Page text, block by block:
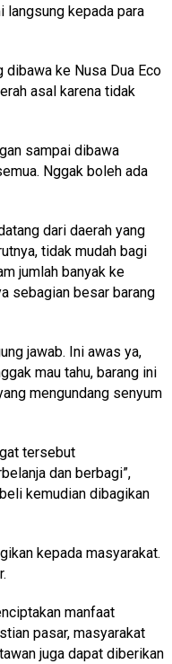
langsung kepada para
dibawa ke Nusa Dua Eco
asal karena tidak
sampai dibawa
Nggak boleh ada
dari daerah yang
tidak mudah bagi
jumlah banyak ke
sebagian besar barang
jawab. Ini awas ya,
mau tahu, barang ini
mengundang senyum
tersebut
dan berbagi”,
kemudian dibagikan
kepada masyarakat.
manfaat
pasar, masyarakat
juga dapat diberikan